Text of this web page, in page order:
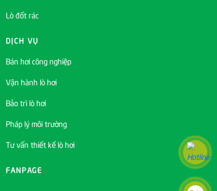
Lò đốt rác
DỊCH VỤ
Bán hơi công nghiệp
Vận hành lò hơi
Bảo trì lò hơi
Pháp lý môi trường
Tư vấn thiết kế lò hơi
FANPAGE